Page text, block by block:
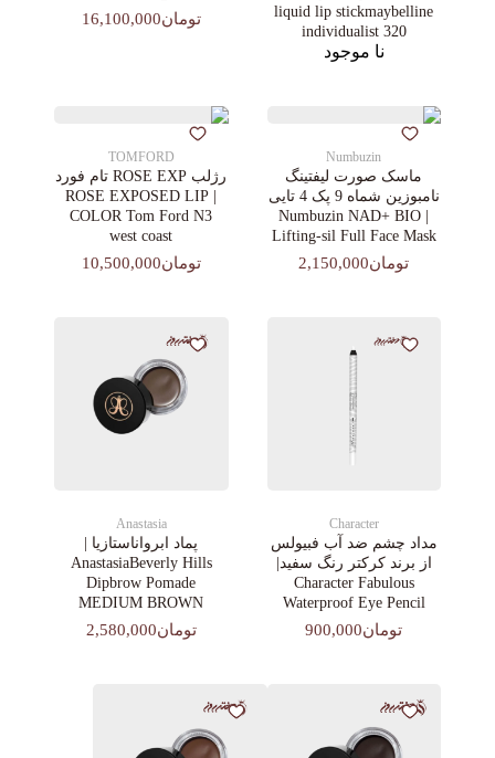
liquid lip stickmaybelline
individualist 320
نا موجود
تومان16,100,000
Numbuzin
ماسک صورت لیفتینگ
نامبوزین شماه 9 پک 4 تایی
| Numbuzin NAD+ BIO
Lifting-sil Full Face Mask
تومان2,150,000
TOMFORD
رژلب ROSE EXP تام فورد
| ROSE EXPOSED LIP
COLOR Tom Ford N3
west coast
تومان10,500,000
Character
مداد چشم ضد آب فبیولس
از برند کرکتر رنگ سفید|
Character Fabulous
Waterproof Eye Pencil
تومان900,000
Anastasia
پماد ابرواناستازیا |
AnastasiaBeverly Hills
Dipbrow Pomade
MEDIUM BROWN
تومان2,580,000